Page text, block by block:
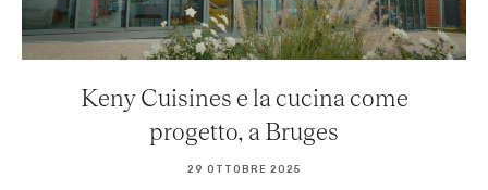
Keny Cuisines e la cucina come
progetto, a Bruges
29 OTTOBRE 2025